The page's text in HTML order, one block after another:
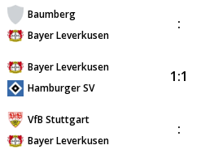
Baumberg
Bayer Leverkusen
:
Bayer Leverkusen
Hamburger SV
1:1
VfB Stuttgart
Bayer Leverkusen
: